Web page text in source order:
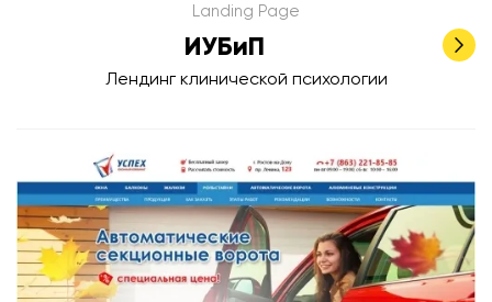
Landing Page
ИУБиП
Лендинг клинической психологии